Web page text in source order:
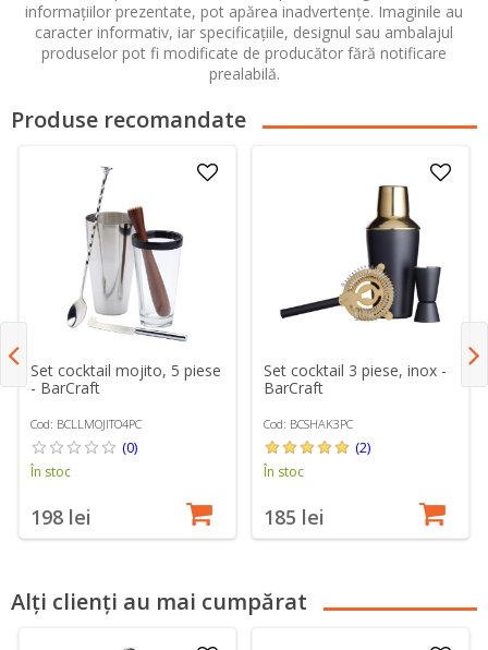
informațiilor prezentate, pot apărea inadvertențe. Imaginile au
caracter informativ, iar specificațiile, designul sau ambalajul
produselor pot fi modificate de producător fără notificare
prealabilă.
Produse recomandate
Set cocktail mojito, 5 piese
- BarCraft
Cod: BCLLMOJITO4PC
(0)
În stoc
198 lei
Set cocktail 3 piese, inox -
BarCraft
Cod: BCSHAK3PC
(2)
În stoc
185 lei
Alți clienți au mai cumpărat